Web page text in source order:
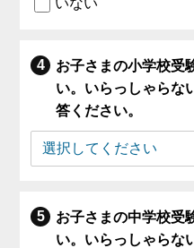
いない
お子さまの小学校受
い。いらっしゃらな
答ください。
お子さまの中学校受
い。いらっしゃらな